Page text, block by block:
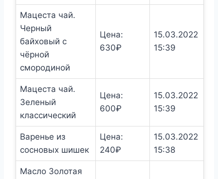
Мацеста чай.
Черный
байховый с
чёрной
смородиной
Цена:
630₽
15.03.2022
15:39
Мацеста чай.
Зеленый
классический
Цена:
600₽
15.03.2022
15:39
Варенье из
сосновых шишек
Цена:
240₽
15.03.2022
15:38
Масло Золотая